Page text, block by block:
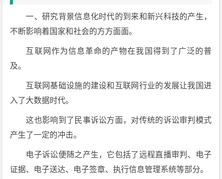
一、研究背景信息化时代的到来和新兴科技的产生，
不断影响着国家和社会的方方面面。
互联网作为信息革命的产物在我国得到了广泛的普
及。
互联网基础设施的建设和互联网行业的发展让我国进
入了大数据时代。
这也影响到了民事诉讼方面，对传统的诉讼审判模式
产生了一定的冲击。
电子诉讼便随之产生，它包括了远程直播审判、电子
证据、电子送达、电子签章、执行信息管理系统等部分。